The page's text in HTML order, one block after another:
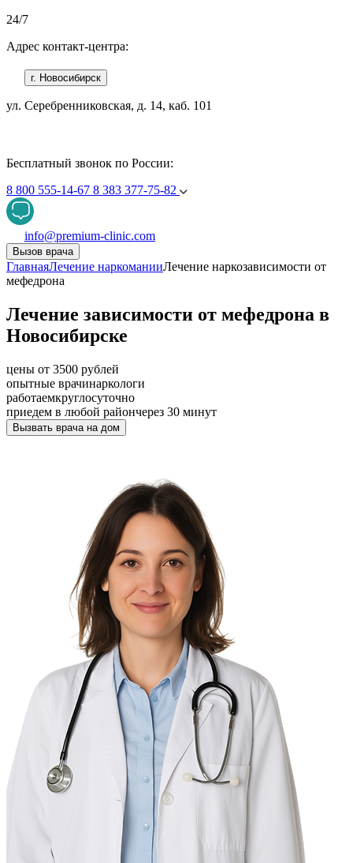
24/7
Адрес контакт-центра:
г. Новосибирск
ул. Серебренниковская, д. 14, каб. 101
Бесплатный звонок по России:
8 800 555-14-67 8 383 377-75-82
info@premium-clinic.com
Вызов врача
ГлавнаяЛечение наркоманииЛечение наркозависимости от
мефедрона
Лечение зависимости от мефедрона в
Новосибирске
цены от 3500 рублей
опытные врачинаркологи
работаемкруглосуточно
приедем в любой райончерез 30 минут
Вызвать врача на дом